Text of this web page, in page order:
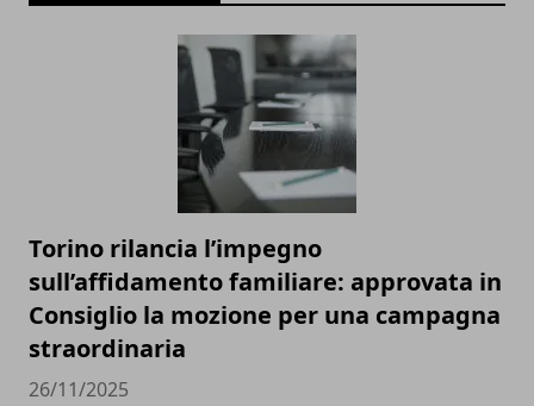
Torino rilancia l’impegno
sull’affidamento familiare: approvata in
Consiglio la mozione per una campagna
straordinaria
26/11/2025